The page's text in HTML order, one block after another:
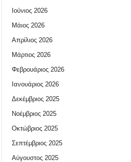
Ιούνιος 2026
Μάιος 2026
Απρίλιος 2026
Μάρτιος 2026
Φεβρουάριος 2026
Ιανουάριος 2026
Δεκέμβριος 2025
Νοέμβριος 2025
Οκτώβριος 2025
Σεπτέμβριος 2025
Αύγουστος 2025